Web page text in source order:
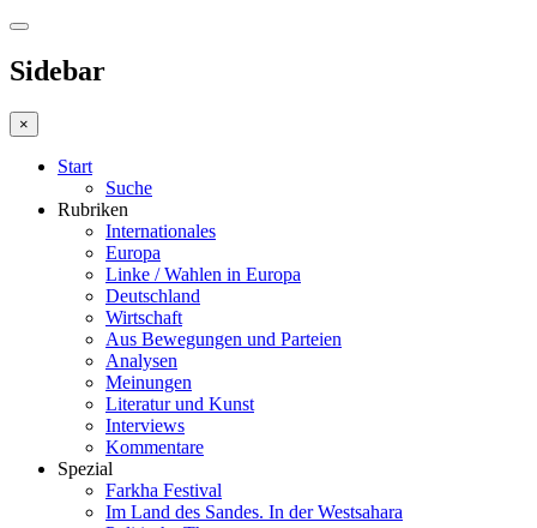
Sidebar
×
Start
Suche
Rubriken
Internationales
Europa
Linke / Wahlen in Europa
Deutschland
Wirtschaft
Aus Bewegungen und Parteien
Analysen
Meinungen
Literatur und Kunst
Interviews
Kommentare
Spezial
Farkha Festival
Im Land des Sandes. In der Westsahara